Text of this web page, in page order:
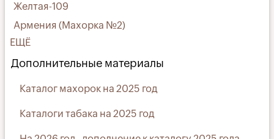
Желтая-109
Армения (Махорка №2)
ЕЩЁ
Дополнительные материалы
Каталог махорок на 2025 год
Каталоги табака на 2025 год